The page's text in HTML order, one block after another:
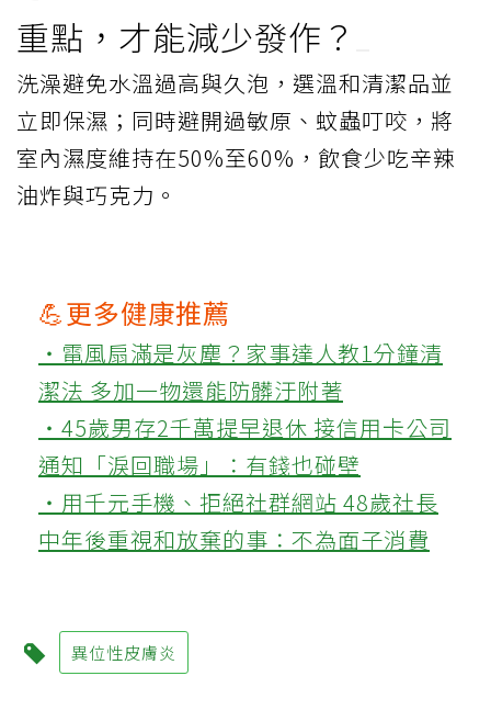
重點，才能減少發作？
洗澡避免水溫過高與久泡，選溫和清潔品並
立即保濕；同時避開過敏原、蚊蟲叮咬，將
室內濕度維持在50%至60%，飲食少吃辛辣
油炸與巧克力。
💪更多健康推薦
‧電風扇滿是灰塵？家事達人教1分鐘清
潔法 多加一物還能防髒汙附著
‧45歲男存2千萬提早退休 接信用卡公司
通知「淚回職場」：有錢也碰壁
‧用千元手機、拒絕社群網站 48歲社長
中年後重視和放棄的事：不為面子消費
異位性皮膚炎